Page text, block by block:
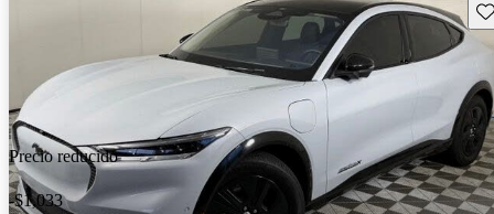
Precio reducido
-$1,033